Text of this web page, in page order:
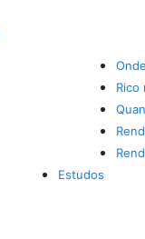
Rico
Estudos